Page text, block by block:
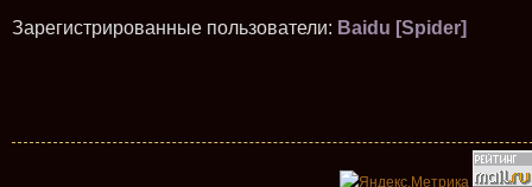
Зарегистрированные пользователи: Baidu [Spider]